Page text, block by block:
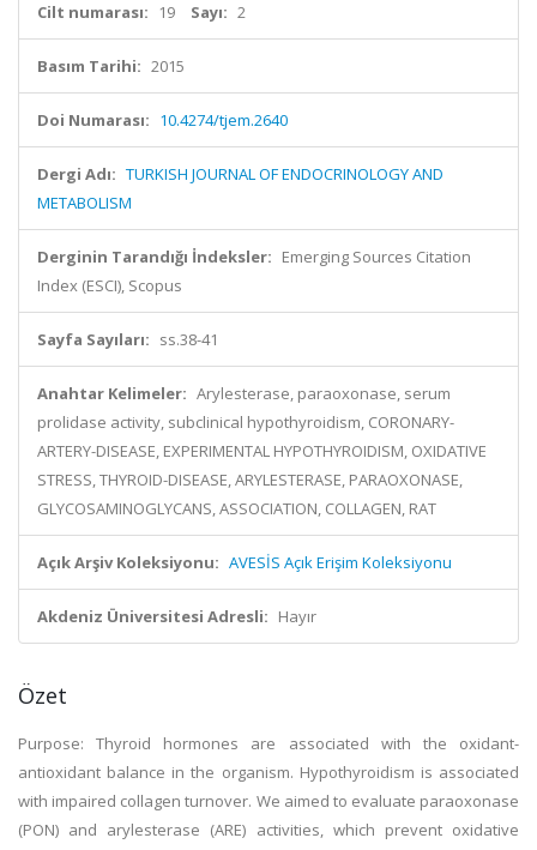
Cilt numarası: 19 Sayı: 2
Basım Tarihi: 2015
Doi Numarası: 10.4274/tjem.2640
Dergi Adı: TURKISH JOURNAL OF ENDOCRINOLOGY AND
METABOLISM
Derginin Tarandığı İndeksler: Emerging Sources Citation
Index (ESCI), Scopus
Sayfa Sayıları: ss.38-41
Anahtar Kelimeler: Arylesterase, paraoxonase, serum
prolidase activity, subclinical hypothyroidism, CORONARY-
ARTERY-DISEASE, EXPERIMENTAL HYPOTHYROIDISM, OXIDATIVE
STRESS, THYROID-DISEASE, ARYLESTERASE, PARAOXONASE,
GLYCOSAMINOGLYCANS, ASSOCIATION, COLLAGEN, RAT
Açık Arşiv Koleksiyonu: AVESİS Açık Erişim Koleksiyonu
Akdeniz Üniversitesi Adresli: Hayır
Özet
Purpose: Thyroid hormones are associated with the oxidant-
antioxidant balance in the organism. Hypothyroidism is associated
with impaired collagen turnover. We aimed to evaluate paraoxonase
(PON) and arylesterase (ARE) activities, which prevent oxidative